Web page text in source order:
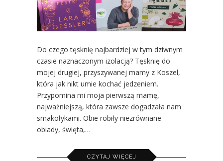
Do czego tęsknię najbardziej w tym dziwnym
czasie naznaczonym izolacją? Tęsknię do
mojej drugiej, przyszywanej mamy z Koszel,
która jak nikt umie kochać jedzeniem.
Przypomina mi moja pierwszą mamę,
najważniejszą, która zawsze dogadzała nam
smakołykami. Obie robiły niezrównane
obiady, święta,…
CZYTAJ WIĘCEJ